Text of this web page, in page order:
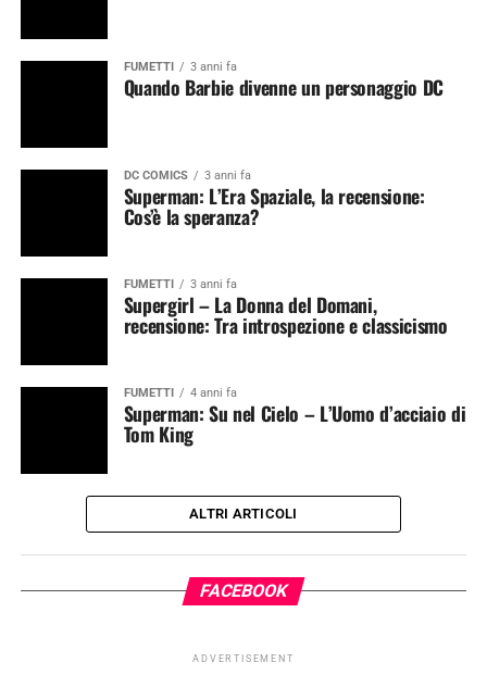
FUMETTI 3 anni fa
Quando Barbie divenne un personaggio DC
DC COMICS 3 anni fa
Superman: L’Era Spaziale, la recensione:
Cos’è la speranza?
FUMETTI 3 anni fa
Supergirl – La Donna del Domani,
recensione: Tra introspezione e classicismo
FUMETTI 4 anni fa
Superman: Su nel Cielo – L’Uomo d’acciaio di
Tom King
ALTRI ARTICOLI
FACEBOOK
ADVERTISEMENT